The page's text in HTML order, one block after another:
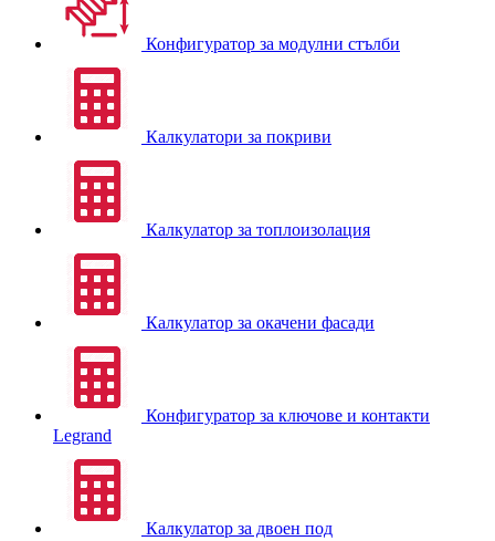
Конфигуратор за модулни стълби
Калкулатори за покриви
Калкулатор за топлоизолация
Калкулатор за окачени фасади
Конфигуратор за ключове и контакти
Legrand
Калкулатор за двоен под